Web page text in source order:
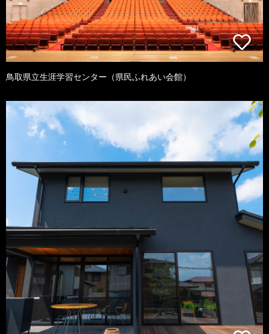
鳥取県立生涯学習センター（県民ふれあい会館）